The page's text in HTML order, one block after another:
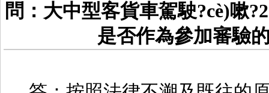
問：大中型客貨車駕駛?cè)嗽
是否作為參加審驗